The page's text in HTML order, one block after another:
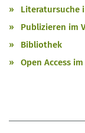
Literatursuche
Publizieren im
Bibliothek
Open Access im